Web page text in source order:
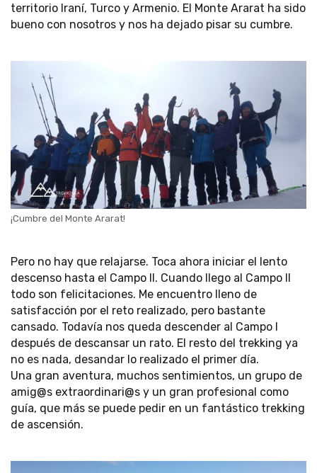
territorio Iraní, Turco y Armenio. El Monte Ararat ha sido
bueno con nosotros y nos ha dejado pisar su cumbre.
¡Cumbre del Monte Ararat!
Pero no hay que relajarse. Toca ahora iniciar el lento
descenso hasta el Campo II. Cuando llego al Campo II
todo son felicitaciones. Me encuentro lleno de
satisfacción por el reto realizado, pero bastante
cansado. Todavía nos queda descender al Campo I
después de descansar un rato. El resto del trekking ya
no es nada, desandar lo realizado el primer día.
Una gran aventura, muchos sentimientos, un grupo de
amig@s extraordinari@s y un gran profesional como
guía, que más se puede pedir en un fantástico trekking
de ascensión.